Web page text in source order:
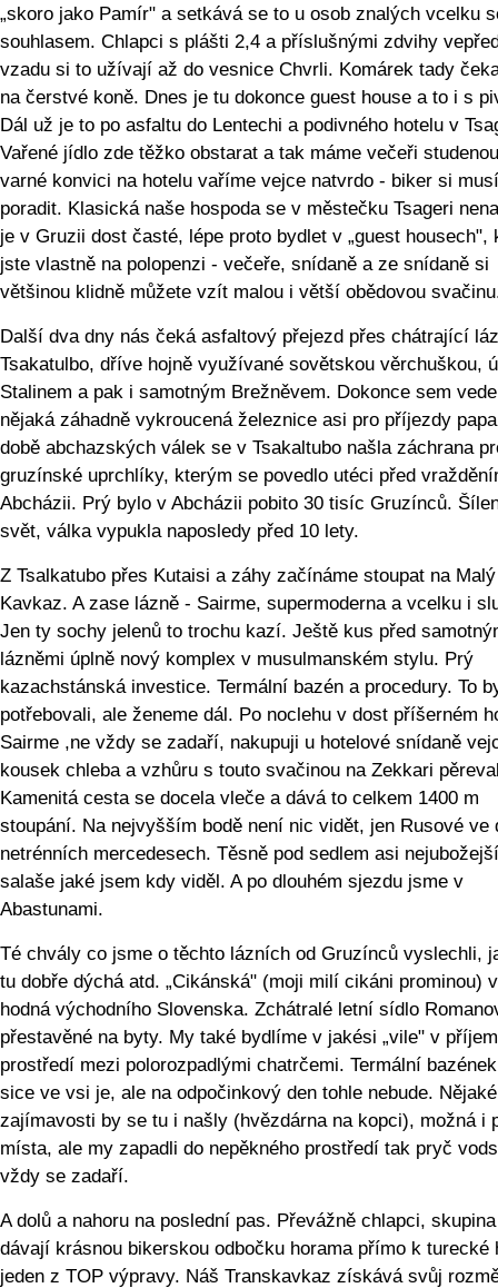
„skoro jako Pamír" a setkává se to u osob znalých vcelku
souhlasem. Chlapci s plášti 2,4 a příslušnými zdvihy
vzadu si to užívají až do vesnice Chvrli. Komárek tady
na čerstvé koně. Dnes je tu dokonce guest house a to i s
Dál už je to po asfaltu do Lentechi a podivného hotelu v
Vařené jídlo zde těžko obstarat a tak máme večeři
varné konvici na hotelu vaříme vejce natvrdo - biker si
poradit. Klasická naše hospoda se v městečku Tsageri
je v Gruzii dost časté, lépe proto bydlet v „guest housech",
jste vlastně na polopenzi - večeře, snídaně a ze snídaně si
většinou klidně můžete vzít malou i větší obědovou
Další dva dny nás čeká asfaltový přejezd přes chátrající
Tsakatulbo, dříve hojně využívané sovětskou věrchuškou,
Stalinem a pak i samotným Brežněvem. Dokonce sem vede
nějaká záhadně vykroucená železnice asi pro příjezdy
době abchazských válek se v Tsakaltubo našla záchrana
gruzínské uprchlíky, kterým se povedlo utéci před
Abcházii. Prý bylo v Abcházii pobito 30 tisíc Gruzínců.
svět, válka vypukla naposledy před 10 lety.
Z Tsalkatubo přes Kutaisi a záhy začínáme stoupat na Malý
Kavkaz. A zase lázně - Sairme, supermoderna a vcelku i
Jen ty sochy jelenů to trochu kazí. Ještě kus před
lázněmi úplně nový komplex v musulmanském stylu. Prý
kazachstánská investice. Termální bazén a procedury. To
potřebovali, ale ženeme dál. Po noclehu v dost příšerném
Sairme ,ne vždy se zadaří, nakupuji u hotelové snídaně
kousek chleba a vzhůru s touto svačinou na Zekkari
Kamenitá cesta se docela vleče a dává to celkem 1400 m
stoupání. Na nejvyšším bodě není nic vidět, jen Rusové ve
netrénních mercedesech. Těsně pod sedlem asi nejubožejší
salaše jaké jsem kdy viděl. A po dlouhém sjezdu jsme v
Abastunami.
Té chvály co jsme o těchto lázních od Gruzínců vyslechli,
tu dobře dýchá atd. „Cikánská" (moji milí cikáni prominou)
hodná východního Slovenska. Zchátralé letní sídlo
přestavěné na byty. My také bydlíme v jakési „vile" v
prostředí mezi polorozpadlými chatrčemi. Termální
sice ve vsi je, ale na odpočinkový den tohle nebude. Nějaké
zajímavosti by se tu i našly (hvězdárna na kopci), možná i
místa, ale my zapadli do nepěkného prostředí tak pryč
vždy se zadaří.
A dolů a nahoru na poslední pas. Převážně chlapci,
dávají krásnou bikerskou odbočku horama přímo k turecké
jeden z TOP výpravy. Náš Transkavkaz získává svůj